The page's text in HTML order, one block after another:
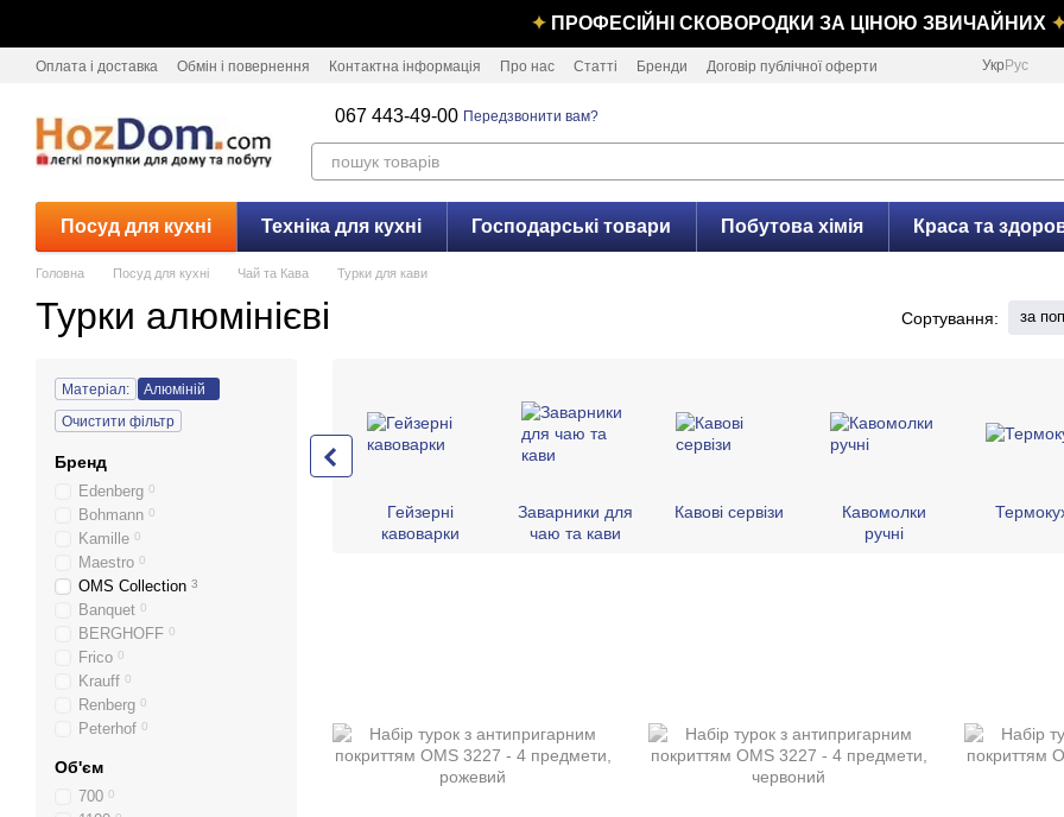
✦ПРОФЕСІЙНІ СКОВОРОДКИ ЗА ЦІНОЮ ЗВИЧАЙНИХ
Оплата і доставка Обмін і повернення Контактна інформація Про нас Статті Бренди Договір публічної оферти Укр Рус
067 443-49-00 Передзвонити вам?
Посуд для кухні Техніка для кухні Господарські товари Побутова хімія Краса та
Головна Посуд для кухні Чай та Кава Турки для кави
Турки алюмінієві Сортування: за
Гейзерні
кавоварки
Заварники для
чаю та кави
Кавові сервізи
Кавомолки
ручні
Матеріал:
Алюміній
Очистити фільтр
Бренд
Edenberg 0
Bohmann 0
Kamille 0
Maestro 0
OMS Collection 3
Banquet 0
BERGHOFF 0
Frico 0
Krauff 0
Renberg 0
Peterhof 0
Об'єм
700 0